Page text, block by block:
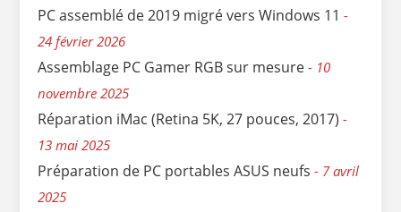
PC assemblé de 2019 migré vers Windows 11
24 février 2026
Assemblage PC Gamer RGB sur mesure
10
novembre 2025
Réparation iMac (Retina 5K, 27 pouces, 2017)
13 mai 2025
Préparation de PC portables ASUS neufs
7 avril
2025